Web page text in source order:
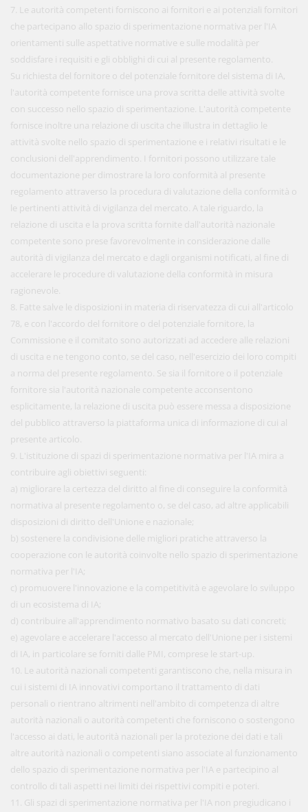
7. Le autorità competenti forniscono ai fornitori e ai potenziali fornitori
che partecipano allo spazio di sperimentazione normativa per l'IA
orientamenti sulle aspettative normative e sulle modalità per
soddisfare i requisiti e gli obblighi di cui al presente regolamento.
Su richiesta del fornitore o del potenziale fornitore del sistema di IA,
l'autorità competente fornisce una prova scritta delle attività svolte
con successo nello spazio di sperimentazione. L'autorità competente
fornisce inoltre una relazione di uscita che illustra in dettaglio le
attività svolte nello spazio di sperimentazione e i relativi risultati e le
conclusioni dell'apprendimento. I fornitori possono utilizzare tale
documentazione per dimostrare la loro conformità al presente
regolamento attraverso la procedura di valutazione della conformità o
le pertinenti attività di vigilanza del mercato. A tale riguardo, la
relazione di uscita e la prova scritta fornite dall'autorità nazionale
competente sono prese favorevolmente in considerazione dalle
autorità di vigilanza del mercato e dagli organismi notificati, al fine di
accelerare le procedure di valutazione della conformità in misura
ragionevole.
8. Fatte salve le disposizioni in materia di riservatezza di cui all'articolo
78, e con l'accordo del fornitore o del potenziale fornitore, la
Commissione e il comitato sono autorizzati ad accedere alle relazioni
di uscita e ne tengono conto, se del caso, nell'esercizio dei loro compiti
a norma del presente regolamento. Se sia il fornitore o il potenziale
fornitore sia l'autorità nazionale competente acconsentono
esplicitamente, la relazione di uscita può essere messa a disposizione
del pubblico attraverso la piattaforma unica di informazione di cui al
presente articolo.
9. L'istituzione di spazi di sperimentazione normativa per l'IA mira a
contribuire agli obiettivi seguenti:
a) migliorare la certezza del diritto al fine di conseguire la conformità
normativa al presente regolamento o, se del caso, ad altre applicabili
disposizioni di diritto dell'Unione e nazionale;
b) sostenere la condivisione delle migliori pratiche attraverso la
cooperazione con le autorità coinvolte nello spazio di sperimentazione
normativa per l'IA;
c) promuovere l'innovazione e la competitività e agevolare lo sviluppo
di un ecosistema di IA;
d) contribuire all'apprendimento normativo basato su dati concreti;
e) agevolare e accelerare l'accesso al mercato dell'Unione per i sistemi
di IA, in particolare se forniti dalle PMI, comprese le start-up.
10. Le autorità nazionali competenti garantiscono che, nella misura in
cui i sistemi di IA innovativi comportano il trattamento di dati
personali o rientrano altrimenti nell'ambito di competenza di altre
autorità nazionali o autorità competenti che forniscono o sostengono
l'accesso ai dati, le autorità nazionali per la protezione dei dati e tali
altre autorità nazionali o competenti siano associate al funzionamento
dello spazio di sperimentazione normativa per l'IA e partecipino al
controllo di tali aspetti nei limiti dei rispettivi compiti e poteri.
11. Gli spazi di sperimentazione normativa per l'IA non pregiudicano i